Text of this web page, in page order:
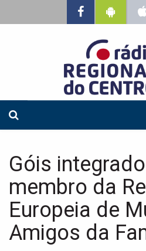
Góis
membro da
Europeia de
Amigos da